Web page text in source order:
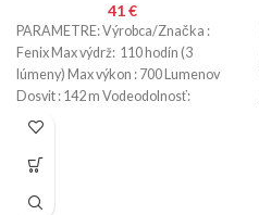
41€
PARAMETRE: Výrobca/Značka :
Fenix Max výdrž: 110 hodín (3
lúmeny) Max výkon : 700 Lumenov
Dosvit : 142 m Vodeodolnosť: